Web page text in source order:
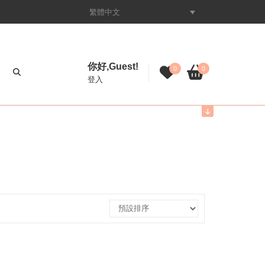
繁體中文
你好,Guest!
登入
0 0